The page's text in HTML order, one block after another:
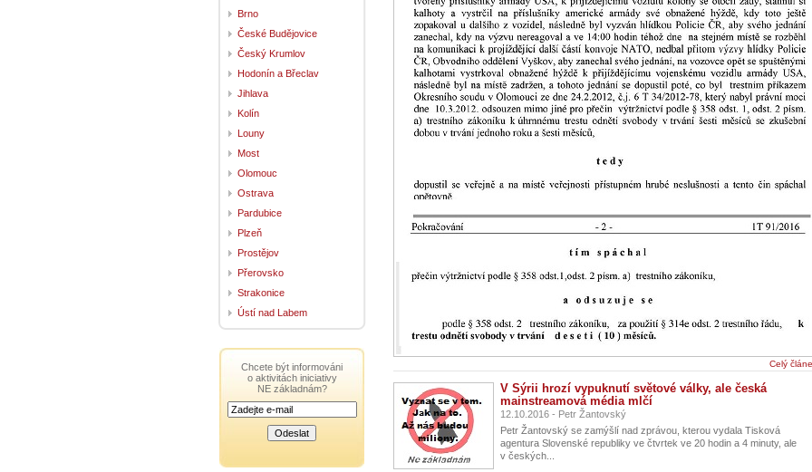
Celý
V Sýrii hrozí vypuknutí světové války, ale česká
mainstreamová média mlčí
12.10.2016 - Petr Žantovský
Petr Žantovský se zamýšlí nad zprávou, kterou vydala Tisková
agentura Slovenské republiky ve čtvrtek ve 20 hodin a 4 minuty, ale
v českých...
Brno
České Budějovice
Český Krumlov
Hodonín a Břeclav
Jihlava
Kolín
Louny
Most
Olomouc
Ostrava
Pardubice
Plzeň
Prostějov
Přerovsko
Strakonice
Ústí nad Labem
Chcete být informováni
o aktivitách iniciativy
NE základnám?